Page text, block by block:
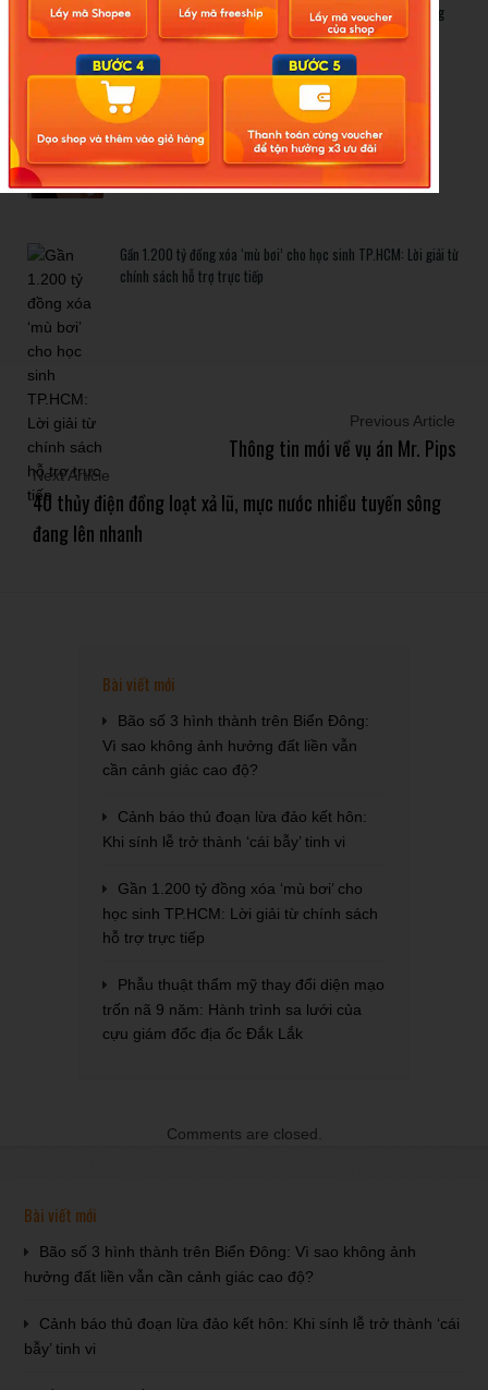
Bão số 3 hình thành trên Biển Đông: Vì sao không ảnh hưởng
đất liền vẫn cần cảnh giác cao độ?
Cảnh báo thủ đoạn lừa đảo kết hôn: Khi sính lễ trở thành ‘cái
bẫy’ tinh vi
Gần 1.200 tỷ đồng xóa ‘mù bơi’ cho học sinh TP.HCM: Lời giải từ
chính sách hỗ trợ trực tiếp
Previous Article
Thông tin mới về vụ án Mr. Pips
Next Article
40 thủy điện đồng loạt xả lũ, mực nước nhiều tuyến sông
đang lên nhanh
Bài viết mới
Bão số 3 hình thành trên Biển Đông:
Vì sao không ảnh hưởng đất liền vẫn
cần cảnh giác cao độ?
Cảnh báo thủ đoạn lừa đảo kết hôn:
Khi sính lễ trở thành ‘cái bẫy’ tinh vi
Gần 1.200 tỷ đồng xóa ‘mù bơi’ cho
học sinh TP.HCM: Lời giải từ chính sách
hỗ trợ trực tiếp
Phẫu thuật thẩm mỹ thay đổi diện mạo
trốn nã 9 năm: Hành trình sa lưới của
cựu giám đốc địa ốc Đắk Lắk
Comments are closed.
Bài viết mới
Bão số 3 hình thành trên Biển Đông: Vì sao không ảnh
hưởng đất liền vẫn cần cảnh giác cao độ?
Cảnh báo thủ đoạn lừa đảo kết hôn: Khi sính lễ trở thành ‘cái
bẫy’ tinh vi